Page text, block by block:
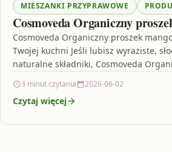
MIESZANKI PRZYPRAWOWE
Cosmoveda Organiczny
Cosmoveda Organiczny proszek
Twojej kuchni Jeśli lubisz wyraziste,
naturalne składniki, Cosmoveda
3 minut czytania 2026-06-02
Czytaj więcej